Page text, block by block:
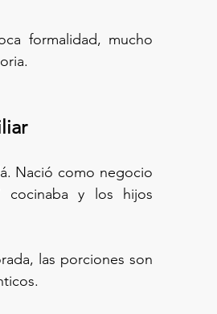
formalidad, mucho
Nació como negocio
cocinaba y los hijos
las porciones son